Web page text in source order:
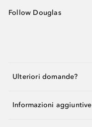
Follow Douglas
Ulteriori domande?
Informazioni aggiuntive